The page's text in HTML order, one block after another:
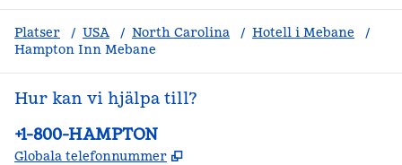
Platser / USA / North Carolina / Hotell i Mebane
/
Hampton Inn Mebane
Hur kan vi hjälpa till?
Telefon:
+1-800-HAMPTON
Globala telefonnummer ,